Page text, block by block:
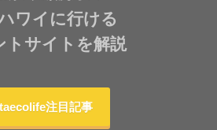
ワイに行ける
トサイトを解説
注目記事